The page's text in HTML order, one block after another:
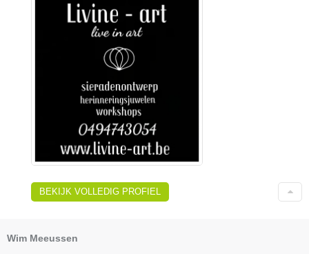
BEKIJK VOLLEDIG PROFIEL
Wim Meeussen